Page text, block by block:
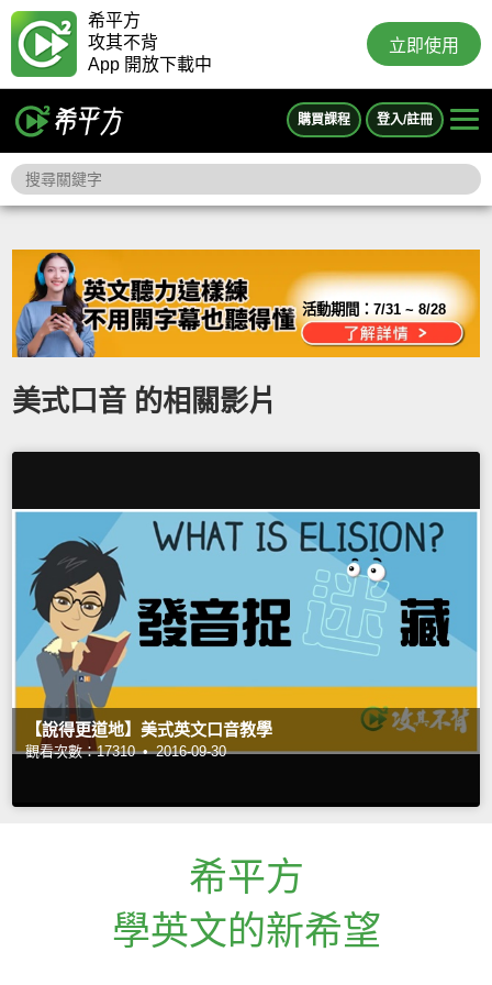
希平方
攻其不背
App 開放下載中
立即使用
購買課程 登入/註冊
活動期間：7/31 ~ 8/28
美式口音 的相關影片
【說得更道地】美式英文口音教學
觀看次數：17310 • 2016-09-30
希平方
學英文的新希望